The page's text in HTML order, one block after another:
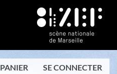
PANIER SE CONNECTER